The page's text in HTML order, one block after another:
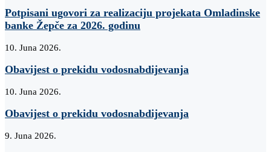
Potpisani ugovori za realizaciju projekata Omladinske
banke Žepče za 2026. godinu
10. Juna 2026.
Obavijest o prekidu vodosnabdijevanja
10. Juna 2026.
Obavijest o prekidu vodosnabdijevanja
9. Juna 2026.